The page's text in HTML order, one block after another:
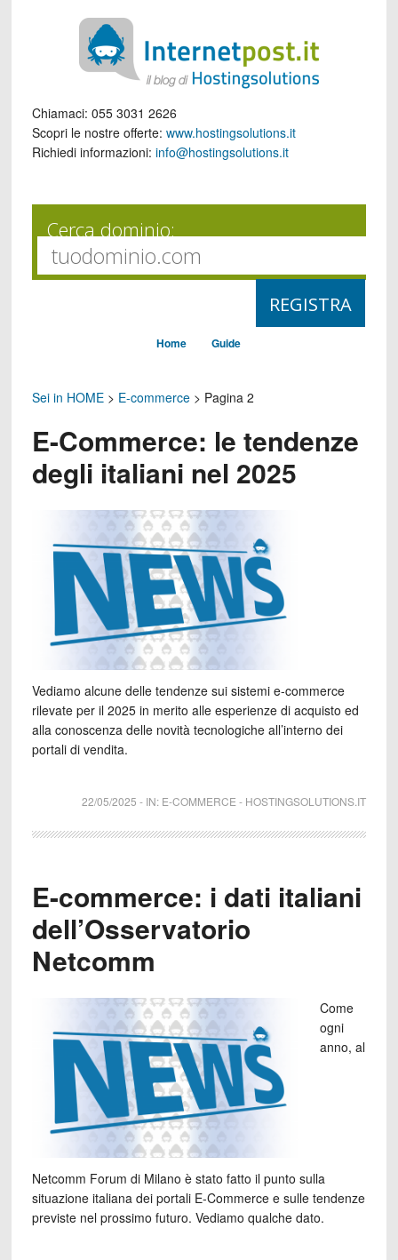
Chiamaci: 055 3031 2626
Scopri le nostre offerte: www.hostingsolutions.it
Richiedi informazioni: info@hostingsolutions.it
Cerca dominio:
Home Guide
Sei in HOME> E-commerce> Pagina 2
E-Commerce: le tendenze
degli italiani nel 2025
Vediamo alcune delle tendenze sui sistemi e-commerce
rilevate per il 2025 in merito alle esperienze di acquisto ed
alla conoscenza delle novità tecnologiche all’interno dei
portali di vendita.
22/05/2025 - IN: E-COMMERCE - HOSTINGSOLUTIONS.IT
E-commerce: i dati italiani
dell’Osservatorio
Netcomm
Come
ogni
anno, al
Netcomm Forum di Milano è stato fatto il punto sulla
situazione italiana dei portali E-Commerce e sulle tendenze
previste nel prossimo futuro. Vediamo qualche dato.